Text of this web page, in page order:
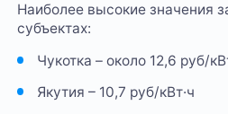
Наиболее высокие значения
субъектах:
Чукотка – около 12,6 руб/
Якутия – 10,7 руб/кВт·ч